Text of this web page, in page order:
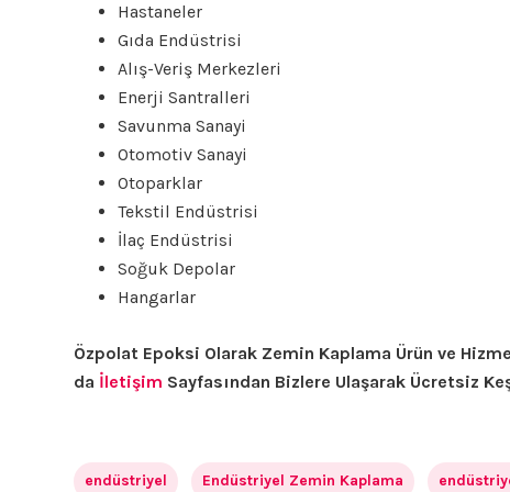
Hastaneler
Gıda Endüstrisi
Alış-Veriş Merkezleri
Enerji Santralleri
Savunma Sanayi
Otomotiv Sanayi
Otoparklar
Tekstil Endüstrisi
İlaç Endüstrisi
Soğuk Depolar
Hangarlar
Özpolat Epoksi Olarak Zemin Kaplama Ürün ve
da İletişim Sayfasından Bizlere Ulaşarak Ücretsiz
endüstriyel Endüstriyel Zemin Kaplama